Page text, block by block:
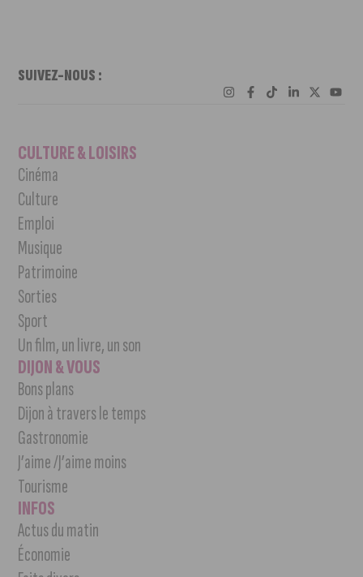
SUIVEZ-NOUS :
CULTURE & LOISIRS
Cinéma
Culture
Emploi
Musique
Patrimoine
Sorties
Sport
Un film, un livre, un son
DIJON & VOUS
Bons plans
Dijon à travers le temps
Gastronomie
J’aime /J’aime moins
Tourisme
INFOS
Actus du matin
Économie